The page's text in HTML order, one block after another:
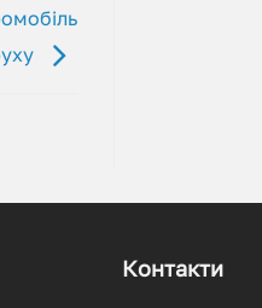
Контакти